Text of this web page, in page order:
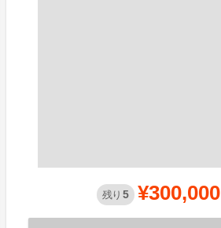
残り 5 ¥300,000